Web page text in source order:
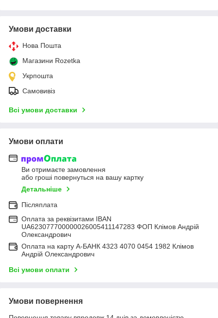
Умови доставки
Нова Пошта
Магазини Rozetka
Укрпошта
Самовивіз
Всі умови доставки
Умови оплати
Ви отримаєте замовлення
або гроші повернуться на вашу картку
Детальніше
Післяплата
Оплата за реквізитами IBAN
UA623077700000026005411147283 ФОП Клімов Андрій
Олександрович
Оплата на карту А-БАНК 4323 4070 0454 1982 Клімов
Андрій Олександрович
Всі умови оплати
Умови повернення